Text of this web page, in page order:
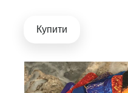
Купити